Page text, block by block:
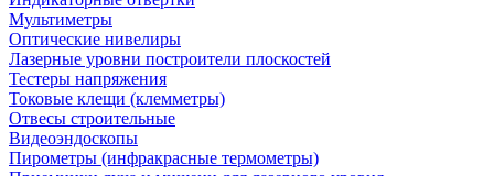
Мультиметры
Оптические нивелиры
Лазерные уровни построители плоскостей
Тестеры напряжения
Токовые клещи (клемметры)
Отвесы строительные
Видеоэндоскопы
Пирометры (инфракрасные термометры)